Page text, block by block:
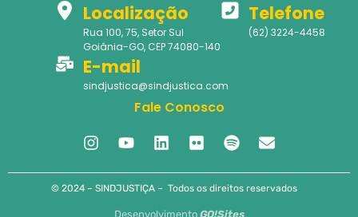
Localização
Rua 100, 75, Setor Sul
Goiânia-GO, CEP 74080-140
Telefone
(62) 3224-4458
E-mail
sindjustica@sindjustica.com
Fale Conosco
© 2024 – SINDJUSTIÇA – Todos os direitos reservados
Desenvolvimento GO!Sites